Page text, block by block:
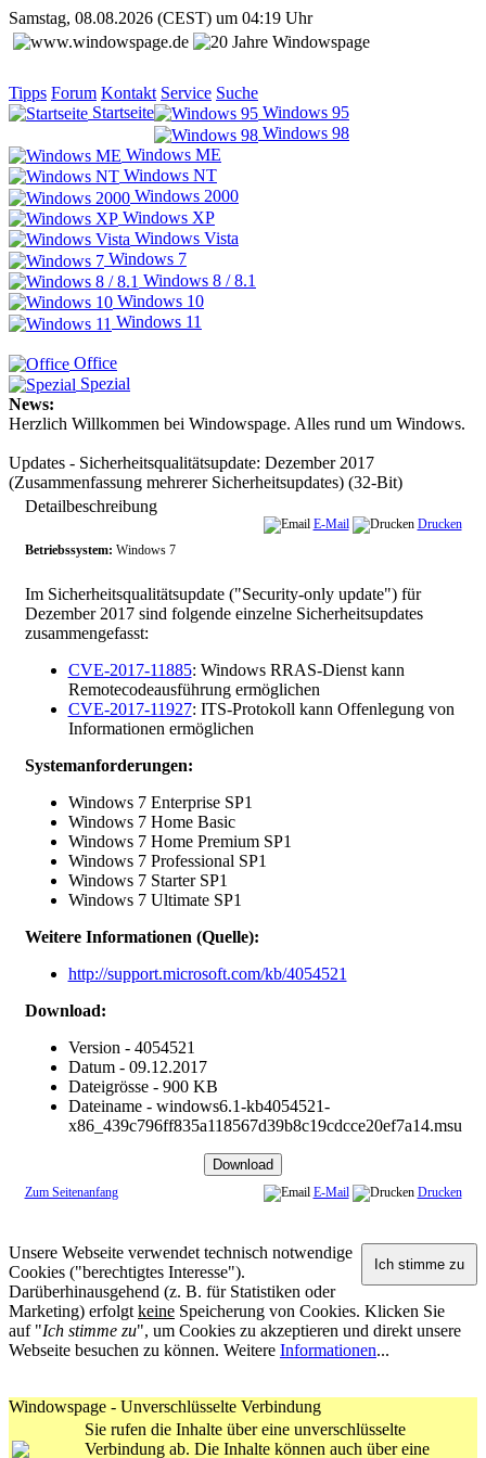
Samstag, 08.08.2026 (CEST) um 04:19 Uhr
Tipps Forum Kontakt Service Suche
Startseite
Windows 95
Windows 98
Windows ME
Windows NT
Windows 2000
Windows XP
Windows Vista
Windows 7
Windows 8 / 8.1
Windows 10
Windows 11
Office
Spezial
News:
Herzlich Willkommen bei Windowspage. Alles rund um Windows.
Updates - Sicherheitsqualitätsupdate: Dezember 2017
(Zusammenfassung mehrerer Sicherheitsupdates) (32-Bit)
Detailbeschreibung
E-Mail
Drucken
Betriebssystem: Windows 7
Im Sicherheitsqualitätsupdate ("Security-only update") für
Dezember 2017 sind folgende einzelne Sicherheitsupdates
zusammengefasst:
CVE-2017-11885: Windows RRAS-Dienst kann
Remotecodeausführung ermöglichen
CVE-2017-11927: ITS-Protokoll kann Offenlegung von
Informationen ermöglichen
Systemanforderungen:
Windows 7 Enterprise SP1
Windows 7 Home Basic
Windows 7 Home Premium SP1
Windows 7 Professional SP1
Windows 7 Starter SP1
Windows 7 Ultimate SP1
Weitere Informationen (Quelle):
http://support.microsoft.com/kb/4054521
Download:
Version - 4054521
Datum - 09.12.2017
Dateigrösse - 900 KB
Dateiname - windows6.1-kb4054521-
x86_439c796ff835a118567d39b8c19cdcce20ef7a14.msu
Zum Seitenanfang E-Mail Drucken
Unsere Webseite verwendet technisch notwendige
Cookies ("berechtigtes Interesse").
Darüberhinausgehend (z. B. für Statistiken oder
Marketing) erfolgt keine Speicherung von Cookies. Klicken Sie
auf "Ich stimme zu", um Cookies zu akzeptieren und direkt unsere
Webseite besuchen zu können. Weitere Informationen...
Windowspage - Unverschlüsselte Verbindung
Sie rufen die Inhalte über eine unverschlüsselte
Verbindung ab. Die Inhalte können auch über eine